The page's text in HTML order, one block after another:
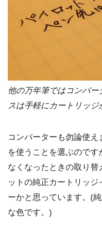
他の万年筆ではコンバ
スは手軽にカートリッジ
コンバーターも勿論使
を使うことを選ぶのです
なくなったときの取り替
ットの純正カートリッ
ーかと思っています。(
な色です。)